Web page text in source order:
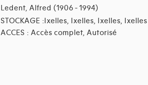
Ledent, Alfred (1906 - 1994)
STOCKAGE :Ixelles, Ixelles, Ixelles, Ixelles
ACCES : Accès complet, Autorisé